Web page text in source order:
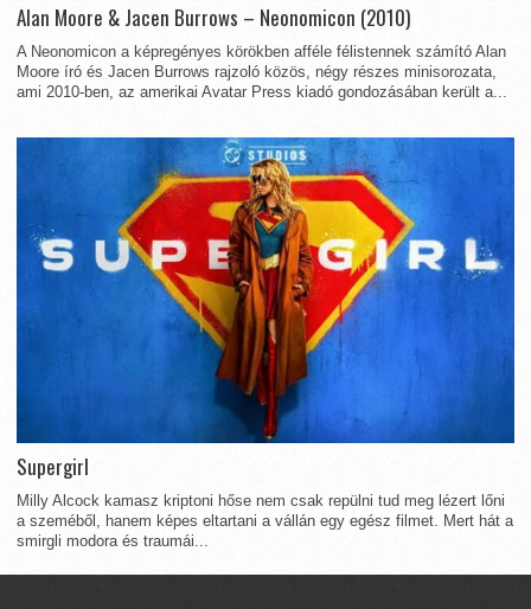
Alan Moore & Jacen Burrows – Neonomicon (2010)
A Neonomicon a képregényes körökben afféle félistennek számító Alan
Moore író és Jacen Burrows rajzoló közös, négy részes minisorozata,
ami 2010-ben, az amerikai Avatar Press kiadó gondozásában került a...
Supergirl
Milly Alcock kamasz kriptoni hőse nem csak repülni tud meg lézert lőni
a szeméből, hanem képes eltartani a vállán egy egész filmet. Mert hát a
smirgli modora és traumái...